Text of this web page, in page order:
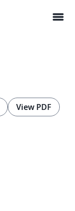
menu
View PDF